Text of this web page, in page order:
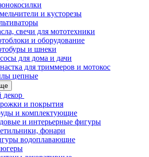
и кусторезы
свечи для мототехники
и оборудование
и шнеки
для дома и дачи
для триммеров и мотокос
цепные
и покрытия
и комплектующие
и интерьерные фигуры
фонари
водоплавающие